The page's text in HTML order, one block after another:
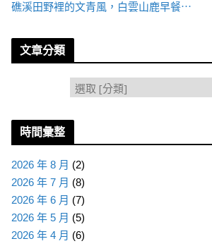
礁溪田野裡的文青風，白雲山鹿早餐⋯
文章分類
分
時間彙整
2026 年 8 月 (2)
2026 年 7 月 (8)
2026 年 6 月 (7)
2026 年 5 月 (5)
2026 年 4 月 (6)